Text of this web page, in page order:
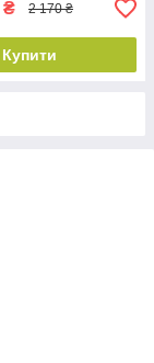
₴ 2 170 ₴
Купити